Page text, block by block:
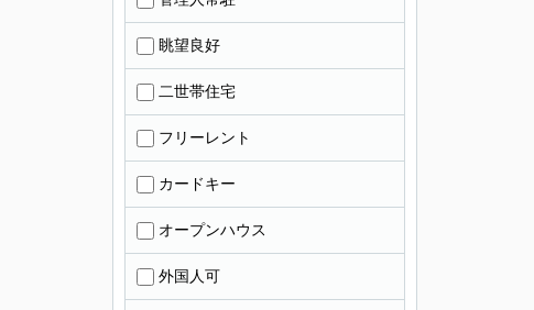
眺望良好
二世帯住宅
フリーレント
カードキー
オープンハウス
外国人可